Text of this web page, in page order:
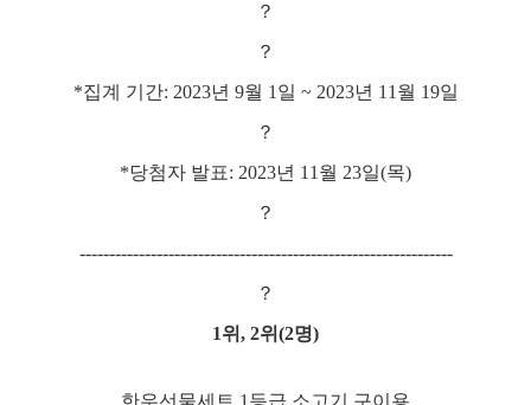
？
？
*집계 기간: 2023년 9월 1 일 ~ 2023년 11 월 19일
？
*당첨자 발표: 2023년 11 월 23일(목)
？
---------------------------------------------------------------
？
1위 , 2위 (2명)
한우선물세트 1등급 소고기 구이용